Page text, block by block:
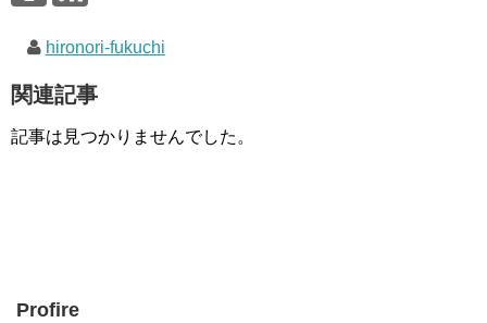
hironori-fukuchi
関連記事
記事は見つかりませんでした。
Profire